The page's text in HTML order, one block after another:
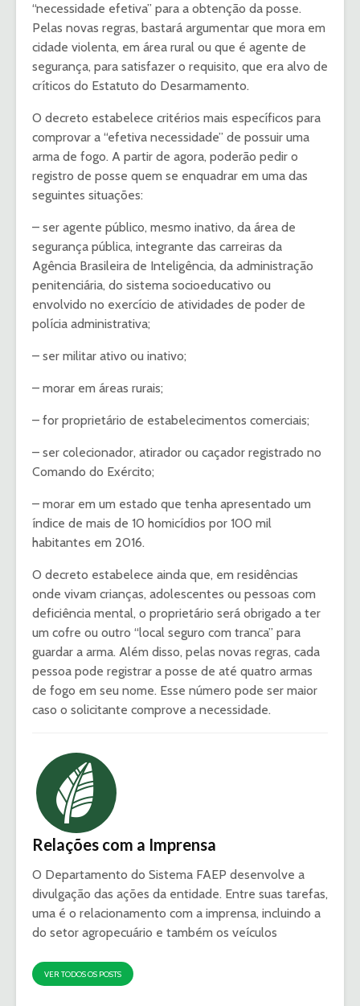
“necessidade efetiva” para a obtenção da posse.
Pelas novas regras, bastará argumentar que mora em
cidade violenta, em área rural ou que é agente de
segurança, para satisfazer o requisito, que era alvo de
críticos do Estatuto do Desarmamento.
O decreto estabelece critérios mais específicos para
comprovar a “efetiva necessidade” de possuir uma
arma de fogo. A partir de agora, poderão pedir o
registro de posse quem se enquadrar em uma das
seguintes situações:
– ser agente público, mesmo inativo, da área de
segurança pública, integrante das carreiras da
Agência Brasileira de Inteligência, da administração
penitenciária, do sistema socioeducativo ou
envolvido no exercício de atividades de poder de
polícia administrativa;
– ser militar ativo ou inativo;
– morar em áreas rurais;
– for proprietário de estabelecimentos comerciais;
– ser colecionador, atirador ou caçador registrado no
Comando do Exército;
– morar em um estado que tenha apresentado um
índice de mais de 10 homicídios por 100 mil
habitantes em 2016.
O decreto estabelece ainda que, em residências
onde vivam crianças, adolescentes ou pessoas com
deficiência mental, o proprietário será obrigado a ter
um cofre ou outro “local seguro com tranca” para
guardar a arma. Além disso, pelas novas regras, cada
pessoa pode registrar a posse de até quatro armas
de fogo em seu nome. Esse número pode ser maior
caso o solicitante comprove a necessidade.
Relações com a Imprensa
O Departamento do Sistema FAEP desenvolve a
divulgação das ações da entidade. Entre suas tarefas,
uma é o relacionamento com a imprensa, incluindo a
do setor agropecuário e também os veículos
VER TODOS OS POSTS